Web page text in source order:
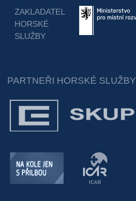
ZAKLADATEL
HORSKÉ
SLUŽBY
PARTNEŘI HORSKÉ SLUŽBY